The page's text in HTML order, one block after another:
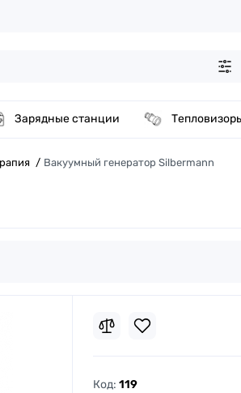
Зарядные станции
Вакуумный генератор Silbermann
Код: 119